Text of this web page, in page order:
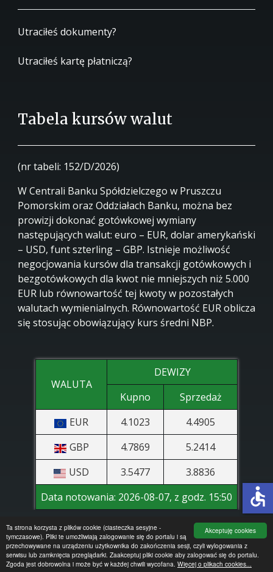
Akceptuję cookies
Ta strona korzysta z plików cookie (ciasteczka sesyjne -
tymczasowe). Pliki te umożliwiają zalogowanie się do portalu i są
przechowywane na urządzeniu użytkownika do zakończenia sesji, czyli wylogowania z
serwisu lub zamknięcia przeglądarki. Zaakceptuj pliki cookie aby zalogować się do portalu.
Zgoda jest dobrowolna i może być w każdej chwili wycofana. Więcej o plikach cookies...
Utraciłeś dokumenty?
Utraciłeś kartę płatniczą?
Tabela kursów walut
(nr tabeli: 152/D/2026)
W Centrali Banku Spółdzielczego w Pruszczu
Pomorskim oraz Oddziałach Banku, można bez
prowizji dokonać gotówkowej wymiany
następujących walut: euro – EUR, dolar amerykański
– USD, funt szterling – GBP. Istnieje możliwość
negocjowania kursów dla transakcji gotówkowych i
bezgotówkowych dla kwot nie mniejszych niż 5.000
EUR lub równowartość tej kwoty w pozostałych
walutach wymienialnych. Równowartość EUR oblicza
się stosując obowiązujący kurs średni NBP.
WALUTA
DEWIZY
Kupno
Sprzedaż
EUR
4.1023
4.4905
GBP
4.7869
5.2414
USD
3.5477
3.8836
Data notowania: 2026-08-07, z godz. 15:50
© 2026 Bank Spółdzielczy w Pruszczu Pomorskim
accessible